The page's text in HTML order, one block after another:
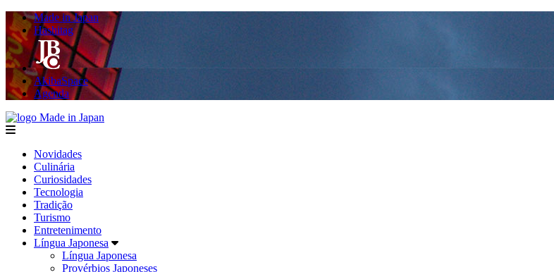
Made in Japan
Hashitag
AkibaSpace
Agenda
menu
Novidades
Culinária
Curiosidades
Tecnologia
Tradição
Turismo
Entretenimento
Língua Japonesa
Língua Japonesa
Provérbios Japoneses